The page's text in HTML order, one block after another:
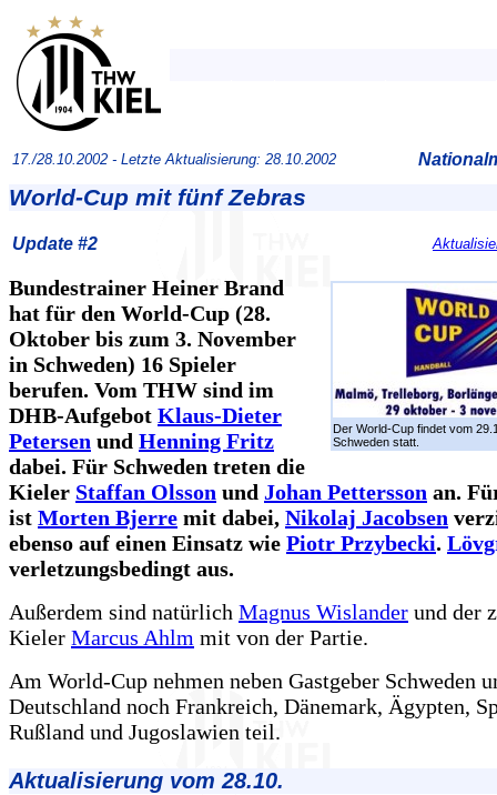
17./28.10.2002 - Letzte Aktualisierung: 28.10.2002
World-Cup mit fünf Zebras
Update #2
Der World-Cup findet vom
Schweden statt.
Bundestrainer Heiner Brand
hat für den World-Cup (28.
Oktober bis zum 3. November
in Schweden) 16 Spieler
berufen. Vom THW sind im
DHB-Aufgebot Klaus-Dieter
Petersen und Henning Fritz
dabei. Für Schweden treten die
Kieler Staffan Olsson und Johan Pettersson an.
ist Morten Bjerre mit dabei, Nikolaj Jacobsen
ebenso auf einen Einsatz wie Piotr Przybecki.
verletzungsbedingt aus.
Außerdem sind natürlich Magnus Wislander und der
Kieler Marcus Ahlm mit von der Partie.
Am World-Cup nehmen neben Gastgeber Schweden
Deutschland noch Frankreich, Dänemark, Ägypten,
Rußland und Jugoslawien teil.
Aktualisierung vom 28.10.